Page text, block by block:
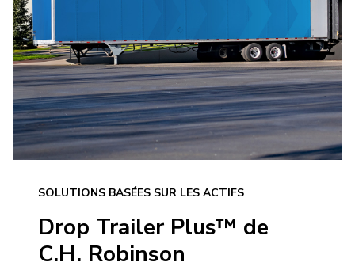
SOLUTIONS BASÉES SUR LES ACTIFS
Drop Trailer Plus™ de
C.H. Robinson